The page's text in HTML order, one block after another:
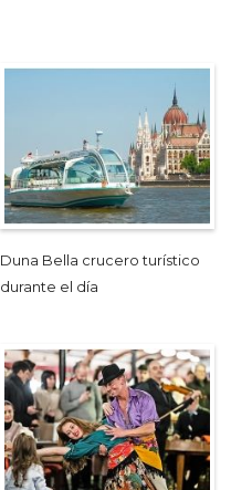
Duna Bella crucero turístico
durante el día